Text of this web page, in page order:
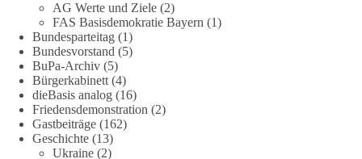
Quelle: https://www.nzz.ch/der-andere-blick/fehlschlag-
energiewende-warum-deutschland-trotz-rekordausbau-von-
wind-und-sonnenkraft-weniger-strom-erzeugt-ld.10006607
🟩🟩🟦🟦🟥🟥🟧🟧
„Wir brauchen dringend wettbewerbsfähige Energiepreise und
eine ideologiefreie Diskussion“, meint der Demokratie-
Bestatter.
AG Werte und Ziele (2)
FAS Basisdemokratie Bayern (1)
Bundesparteitag (1)
Bundesvorstand (5)
BuPa-Archiv (5)
Bürgerkabinett (4)
dieBasis analog (16)
Friedensdemonstration (2)
Gastbeiträge (162)
Geschichte (13)
Ukraine (2)